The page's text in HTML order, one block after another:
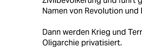
Namen von Revolution und
Dann werden Krieg und
Oligarchie privatisiert.